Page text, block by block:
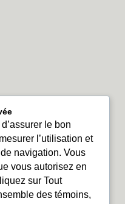
le bon
l’utilisation et
navigation. Vous
vous autorisez en
sur Tout
des témoins,